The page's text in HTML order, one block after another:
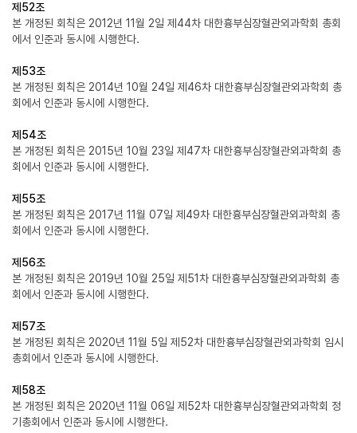
제52조
본 개정된 회칙은 2012년 11월 2일 제44차 대한흉부심장혈관외과학회 총회
에서 인준과 동시에 시행한다.
제53조
본 개정된 회칙은 2014년 10월 24일 제46차 대한흉부심장혈관외과학회 총
회에서 인준과 동시에 시행한다.
제54조
본 개정된 회칙은 2015년 10월 23일 제47차 대한흉부심장혈관외과학회 총
회에서 인준과 동시에 시행한다.
제55조
본 개정된 회칙은 2017년 11월 07일 제49차 대한흉부심장혈관외과학회 총
회에서 인준과 동시에 시행한다.
제56조
본 개정된 회칙은 2019년 10월 25일 제51차 대한흉부심장혈관외과학회 총
회에서 인준과 동시에 시행한다.
제57조
본 개정된 회칙은 2020년 11월 5일 제52차 대한흉부심장혈관외과학회 임시
총회에서 인준과 동시에 시행한다.
제58조
본 개정된 회칙은 2020년 11월 06일 제52차 대한흉부심장혈관외과학회 정
기총회에서 인준과 동시에 시행한다.